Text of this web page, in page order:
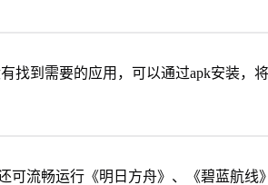
找到需要的应用，可以通过apk安装，
可流畅运行《明日方舟》、《碧蓝航线